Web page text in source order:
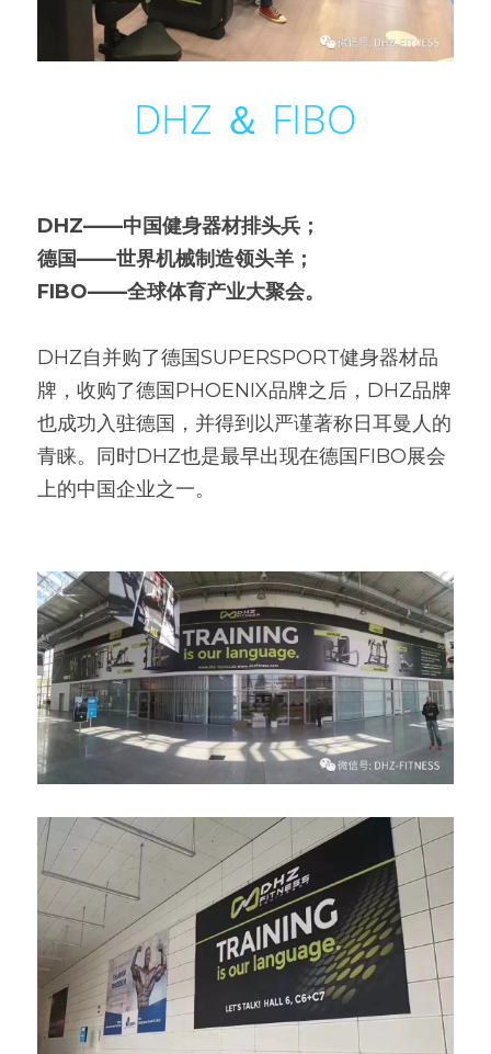
DHZ ＆ FIBO
DHZ——中国健身器材排头兵；
德国——世界机械制造领头羊；
FIBO——全球体育产业大聚会。
DHZ自并购了德国SUPERSPORT健身器材品
牌，收购了德国PHOENIX品牌之后，DHZ品牌
也成功入驻德国，并得到以严谨著称日耳曼人的
青睐。同时DHZ也是最早出现在德国FIBO展会
上的中国企业之一。